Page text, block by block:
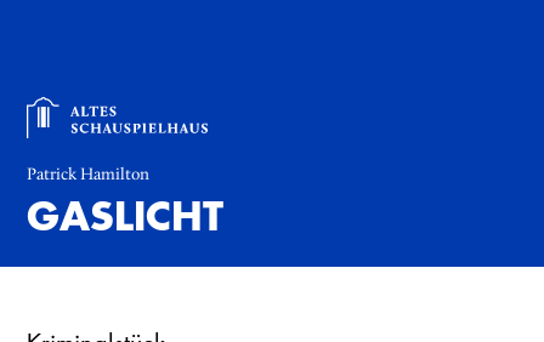
Patrick Hamilton
GASLICHT